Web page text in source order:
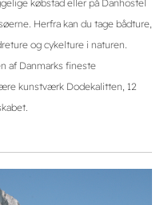
købstad eller på Danhostel
Herfra kan du tage bådture,
og cykelture i naturen.
af Danmarks fineste
kunstværk Dodekalitten, 12